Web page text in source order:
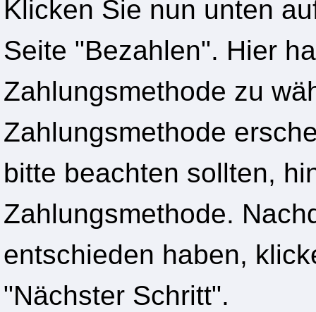
Klicken Sie nun unten
Seite "Bezahlen". Hier
Zahlungsmethode zu
Zahlungsmethode
bitte beachten sollten,
Zahlungsmethode.
entschieden haben,
"Nächster Schritt".